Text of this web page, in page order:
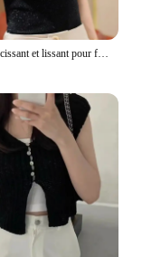
T-shirt amincissant et lissant pour femme, haut à couche de base en maille brillante, nouveau style d'été, élégant, Off-Initiated, 2024